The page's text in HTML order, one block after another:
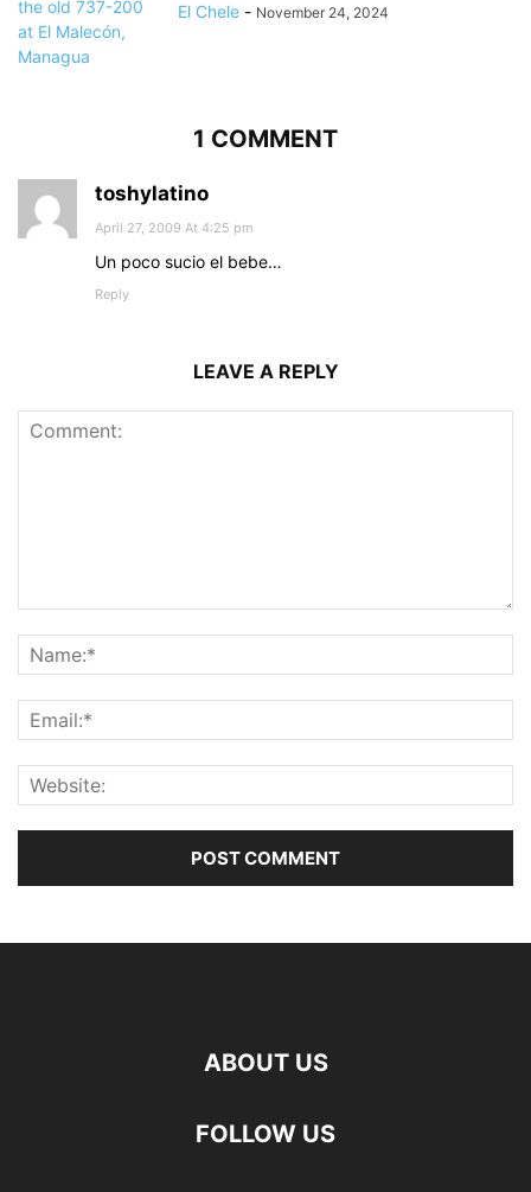
El Chele - November 24, 2024
1 COMMENT
toshylatino
April 27, 2009 At 4:25 pm
Un poco sucio el bebe…
Reply
LEAVE A REPLY
ABOUT US
FOLLOW US